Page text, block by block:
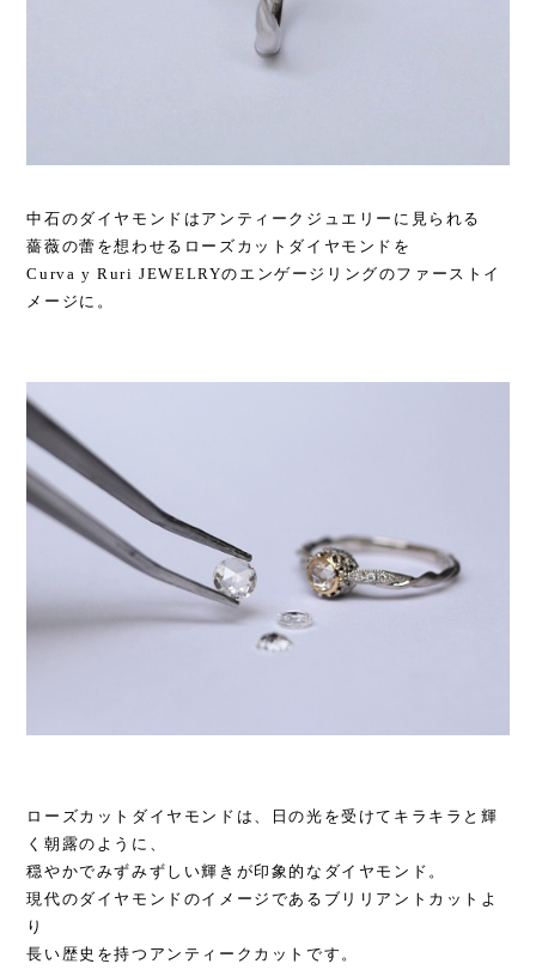
中石のダイヤモンドはアンティークジュエリーに見られる
薔薇の蕾を想わせるローズカットダイヤモンドを
Curva y Ruri JEWELRYのエンゲージリングのファーストイ
メージに。
ローズカットダイヤモンドは、日の光を受けてキラキラと輝
く朝露のように、
穏やかでみずみずしい輝きが印象的なダイヤモンド。
現代のダイヤモンドのイメージであるブリリアントカットよ
り
長い歴史を持つアンティークカットです。